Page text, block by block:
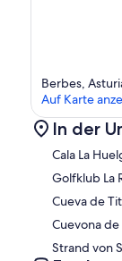
Berbes,
Auf Karte
In der
Cala La
Golfklub La
Cueva de
Cuevona de
Strand von